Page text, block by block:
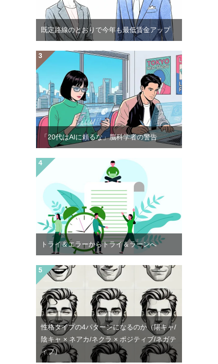
既定路線のとおりで今年も最低賃金アップ
「20代はAIに頼るな」脳科学者の警告
トライ＆エラーからトライ＆ラーンへ
性格タイプの4パターンになるのか（陽キャ/
陰キャ × ネアカ/ネクラ × ポジティブ/ネガテ
ィブ）